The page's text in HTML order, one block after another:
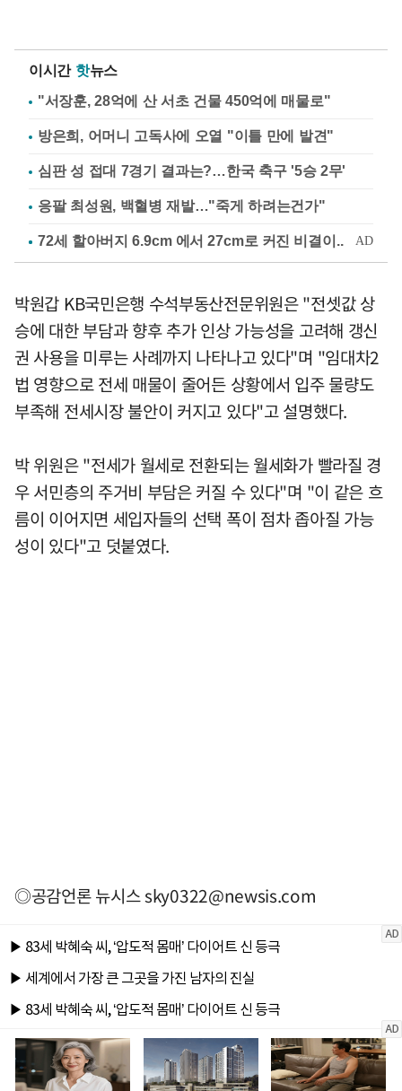
이시간 핫뉴스
"서장훈, 28억에 산 서초 건물 450억에 매물로"
방은희, 어머니 고독사에 오열 "이틀 만에 발견"
심판 성 접대 7경기 결과는?…한국 축구 '5승 2무'
응팔 최성원, 백혈병 재발…"죽게 하려는건가"
박원갑 KB국민은행 수석부동산전문위원은 "전셋값 상
승에 대한 부담과 향후 추가 인상 가능성을 고려해 갱신
권 사용을 미루는 사례까지 나타나고 있다"며 "임대차2
법 영향으로 전세 매물이 줄어든 상황에서 입주 물량도
부족해 전세시장 불안이 커지고 있다"고 설명했다.
박 위원은 "전세가 월세로 전환되는 월세화가 빨라질 경
우 서민층의 주거비 부담은 커질 수 있다"며 "이 같은 흐
름이 이어지면 세입자들의 선택 폭이 점차 좁아질 가능
성이 있다"고 덧붙였다.
◎공감언론 뉴시스sky0322@newsis.com